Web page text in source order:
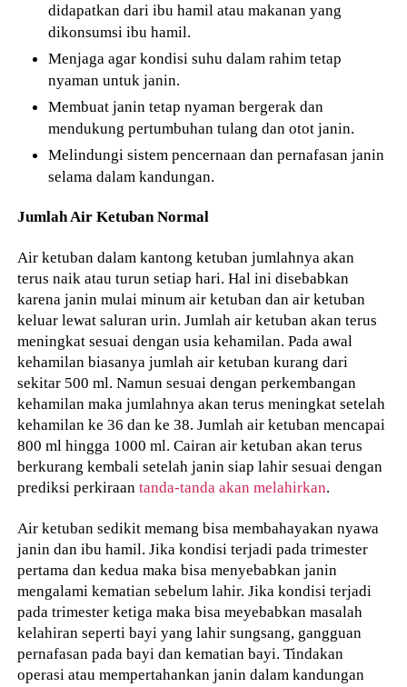
didapatkan dari ibu hamil atau makanan yang
dikonsumsi ibu hamil.
Menjaga agar kondisi suhu dalam rahim tetap
nyaman untuk janin.
Membuat janin tetap nyaman bergerak dan
mendukung pertumbuhan tulang dan otot janin.
Melindungi sistem pencernaan dan pernafasan janin
selama dalam kandungan.
Jumlah Air Ketuban Normal
Air ketuban dalam kantong ketuban jumlahnya akan
terus naik atau turun setiap hari. Hal ini disebabkan
karena janin mulai minum air ketuban dan air ketuban
keluar lewat saluran urin. Jumlah air ketuban akan terus
meningkat sesuai dengan usia kehamilan. Pada awal
kehamilan biasanya jumlah air ketuban kurang dari
sekitar 500 ml. Namun sesuai dengan perkembangan
kehamilan maka jumlahnya akan terus meningkat setelah
kehamilan ke 36 dan ke 38. Jumlah air ketuban mencapai
800 ml hingga 1000 ml. Cairan air ketuban akan terus
berkurang kembali setelah janin siap lahir sesuai dengan
prediksi perkiraantanda-tanda akan melahirkan.
Air ketuban sedikit memang bisa membahayakan nyawa
janin dan ibu hamil. Jika kondisi terjadi pada trimester
pertama dan kedua maka bisa menyebabkan janin
mengalami kematian sebelum lahir. Jika kondisi terjadi
pada trimester ketiga maka bisa meyebabkan masalah
kelahiran seperti bayi yang lahir sungsang, gangguan
pernafasan pada bayi dan kematian bayi. Tindakan
operasi atau mempertahankan janin dalam kandungan